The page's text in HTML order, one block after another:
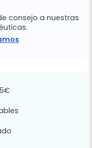
consejo a nuestras